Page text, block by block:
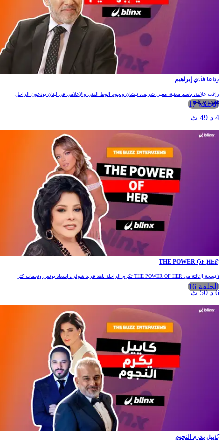
الحلقة 17
وداعا فادي إبراهيم
راغب علامة، باسم مغنية، معين شريف، نيشان ونجوم الوط الفني والإعلامي في لبنان يودعون الراحل
فادي إبراهيم
الحلقة 16
THE POWER OF HER
النسخة الثالثة من THE POWER OF HER تكرم الراحلة ناهد فريد شوقي، إسعاد يونس ونجمات كثر
كاييل يكرم النجوم